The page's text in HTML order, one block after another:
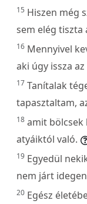
15 Hiszen még
sem elég tiszta
16 Mennyivel
aki úgy issza
17 Tanítalak
tapasztaltam,
18 amit bölcsek
atyáiktól való.
19 Egyedül
nem járt
20 Egész